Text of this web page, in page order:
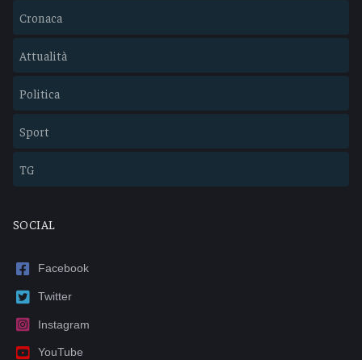
Cronaca
Attualità
Politica
Sport
TG
SOCIAL
Facebook
Twitter
Instagram
YouTube